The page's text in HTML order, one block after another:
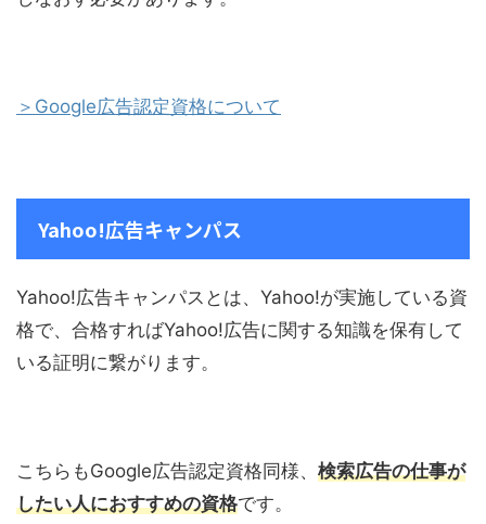
＞Google広告認定資格について
Yahoo!広告キャンパス
Yahoo!広告キャンパスとは、Yahoo!が実施している資
格で、合格すればYahoo!広告に関する知識を保有して
いる証明に繋がります。
こちらもGoogle広告認定資格同様、 検索広告の仕事が
したい人におすすめの資格です。